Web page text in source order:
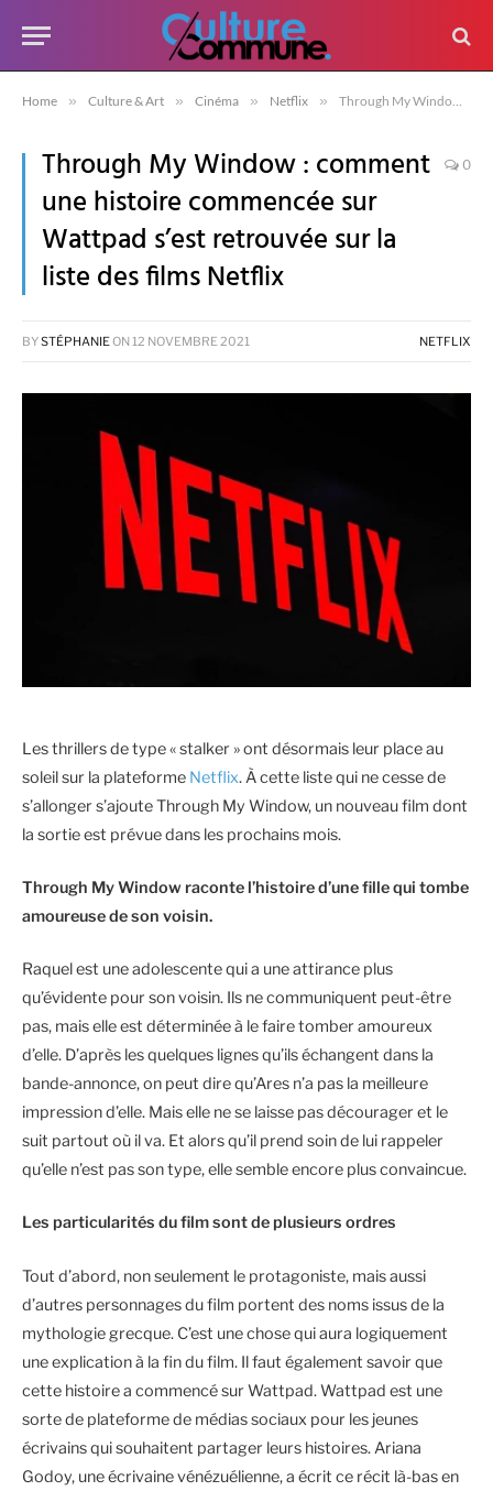
Home » Culture & Art » Cinéma » Netflix » Through My Window : comment une histoire commencée sur Wattpad s’est retrouvée sur la liste des films Netflix
Through My Window : comment
une histoire commencée sur
Wattpad s’est retrouvée sur la
liste des films Netflix
0
BYSTÉPHANIEON 12 NOVEMBRE 2021 NETFLIX
Les thrillers de type « stalker » ont désormais leur place au
soleil sur la plateforme Netflix. À cette liste qui ne cesse de
s’allonger s’ajoute Through My Window, un nouveau film dont
la sortie est prévue dans les prochains mois.
Through My Window raconte l’histoire d’une fille qui tombe
amoureuse de son voisin.
Raquel est une adolescente qui a une attirance plus
qu’évidente pour son voisin. Ils ne communiquent peut-être
pas, mais elle est déterminée à le faire tomber amoureux
d’elle. D’après les quelques lignes qu’ils échangent dans la
bande-annonce, on peut dire qu’Ares n’a pas la meilleure
impression d’elle. Mais elle ne se laisse pas décourager et le
suit partout où il va. Et alors qu’il prend soin de lui rappeler
qu’elle n’est pas son type, elle semble encore plus convaincue.
Les particularités du film sont de plusieurs ordres
Tout d’abord, non seulement le protagoniste, mais aussi
d’autres personnages du film portent des noms issus de la
mythologie grecque. C’est une chose qui aura logiquement
une explication à la fin du film. Il faut également savoir que
cette histoire a commencé sur Wattpad. Wattpad est une
sorte de plateforme de médias sociaux pour les jeunes
écrivains qui souhaitent partager leurs histoires. Ariana
Godoy, une écrivaine vénézuélienne, a écrit ce récit là-bas en